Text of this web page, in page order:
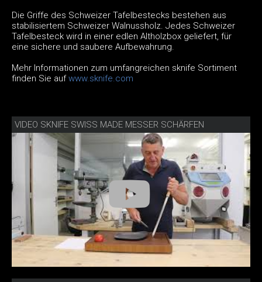
Die Griffe des Schweizer Tafelbestecks bestehen aus
stabilisiertem Schweizer Walnussholz. Jedes Schweizer
Tafelbesteck wird in einer edlen Altholzbox geliefert, für
eine sichere und saubere Aufbewahrung.
Mehr Informationen zum umfangreichen sknife Sortiment
finden Sie aufwww.sknife.com
VIDEO SKNIFE SWISS MADE MESSER SCHÄRFEN